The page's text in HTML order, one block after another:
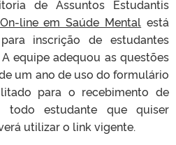
de Assuntos Estudantis
line em Saúde Mental está
para inscrição de estudantes
equipe adequou as questões
um ano de uso do formulário
para o recebimento de
todo estudante que quiser
utilizar o link vigente.